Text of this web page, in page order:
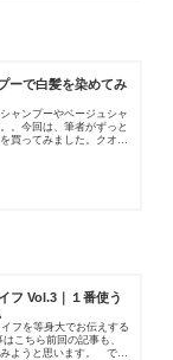
ーで白髪を染めてみ
ャンプーやベージュシャ
。今回は、筆者がずっと
買ってみました。クオル
フ Vol.3｜１番使う
フを等身大でお伝えする
こちら前回の記事も、
ようと思います。 では